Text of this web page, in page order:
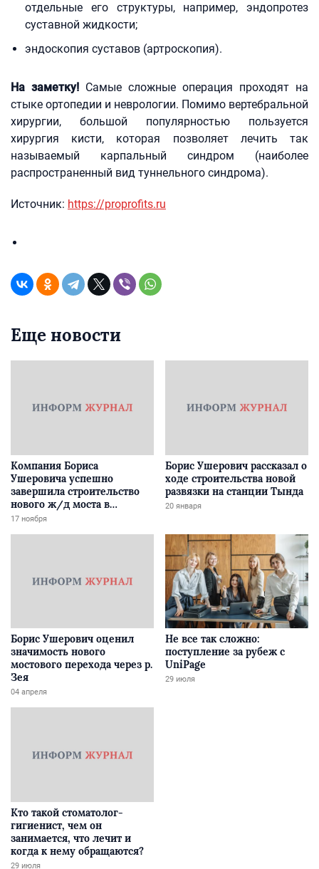
отдельные его структуры, например, эндопротез
суставной жидкости;
эндоскопия суставов (артроскопия).
На заметку! Самые сложные операция проходят на
стыке ортопедии и неврологии. Помимо вертебральной
хирургии, большой популярностью пользуется
хирургия кисти, которая позволяет лечить так
называемый карпальный синдром (наиболее
распространенный вид туннельного синдрома).
Источник: https://proprofits.ru
Еще новости
Компания Бориса
Ушеровича успешно
завершила строительство
нового ж/д моста в
Забайкалье
17 ноября
Борис Ушерович рассказал о
ходе строительства новой
развязки на станции Тында
20 января
Борис Ушерович оценил
значимость нового
мостового перехода через р.
Зея
04 апреля
Не все так сложно:
поступление за рубеж с
UniPage
29 июля
Кто такой стоматолог-
гигиенист, чем он
занимается, что лечит и
когда к нему обращаются?
29 июля